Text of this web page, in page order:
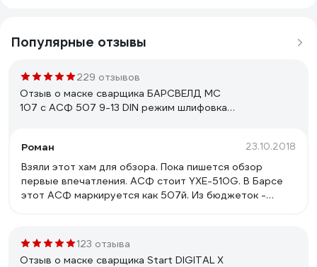
Популярные отзывы
229 отзывов
Отзыв о маске сварщика БАРСВЕЛД МС
107 с АСФ 507 9-13 DIN режим шлифовка
Роман
23.10.2018
Взяли этот хам для обзора. Пока пишется обзор
первые впечатления. АСФ стоит YXE-510G. В Барсе
этот АСФ маркируется как 507й. Из бюджеток -
1/15000. Да что там, вот тот же FUBAG Хамелеон
OPTIMA 9-13 - время отклика 1/25000. Так что новый
123 отзыва
Отзыв о маске сварщика Start DIGITAL X